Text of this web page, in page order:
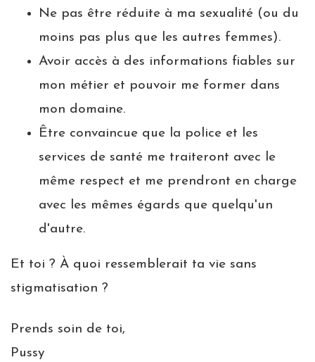
Ne pas être réduite à ma sexualité (ou du
moins pas plus que les autres femmes).
Avoir accès à des informations fiables sur
mon métier et pouvoir me former dans
mon domaine.
Être convaincue que la police et les
services de santé me traiteront avec le
même respect et me prendront en charge
avec les mêmes égards que quelqu'un
d'autre.
Et toi ? À quoi ressemblerait ta vie sans
stigmatisation ?
Prends soin de toi,
Pussy